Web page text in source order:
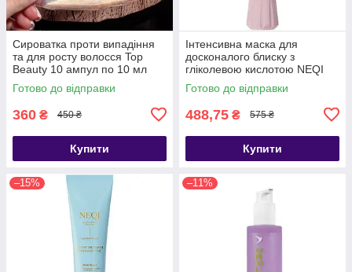
Сироватка проти випадіння
та для росту волосся Top
Beauty 10 ампул по 10 мл
Готово до відправки
360 ₴ 450 ₴
Купити
Інтенсивна маска для
досконалого блиску з
гліколевою кислотою NEQI
Treatment Treasure Gloss
Glaze 100ml
Готово до відправки
488,75 ₴ 575 ₴
Купити
–15% –11%